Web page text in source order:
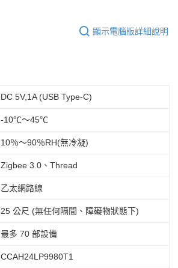
顯示電腦版詳細說明
DC 5V,1A (USB Type-C)
-10℃～45℃
10％～90％RH(無冷凝)
Zigbee 3.0、Thread
乙太網路線
25 公尺 (無任何隔間、障礙物狀態下)
最多 70 部設備
CCAH24LP9980T1